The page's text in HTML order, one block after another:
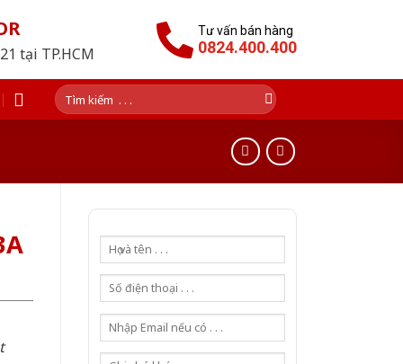
tại TP.HCM
Tư vấn bán hàng
0824.400.400
Tìm
kiếm: